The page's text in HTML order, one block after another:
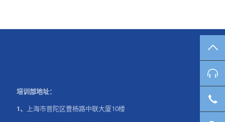
培训部地址：
1、 上海市普陀区曹杨路中联大厦10楼
咨
客